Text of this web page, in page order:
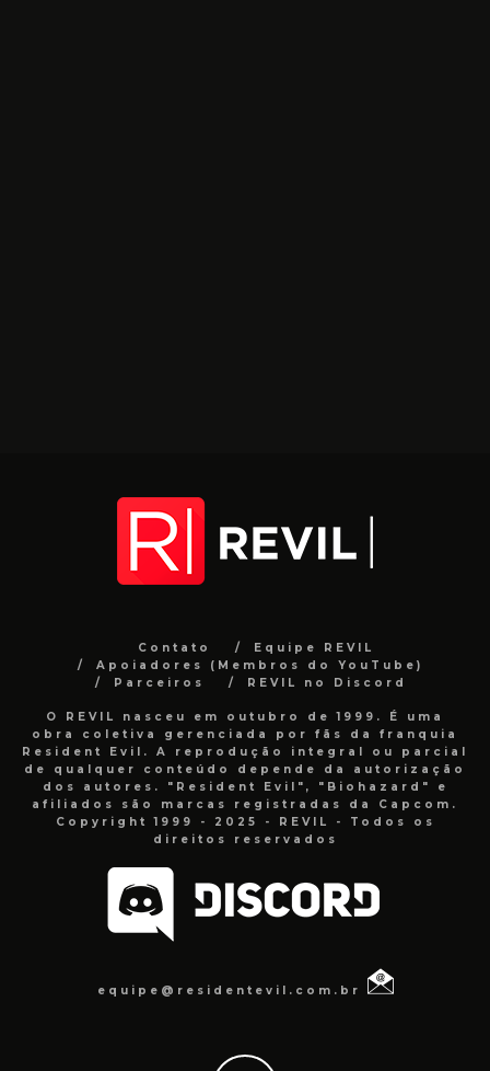
Contato
Equipe REVIL
Apoiadores (Membros do YouTube)
Parceiros
REVIL no Discord
O REVIL nasceu em outubro de 1999. É uma
obra coletiva gerenciada por fãs da franquia
Resident Evil. A reprodução integral ou parcial
de qualquer conteúdo depende da autorização
dos autores. "Resident Evil", "Biohazard" e
afiliados são marcas registradas da Capcom.
Copyright 1999 - 2025 - REVIL - Todos os
direitos reservados
equipe@residentevil.com.br